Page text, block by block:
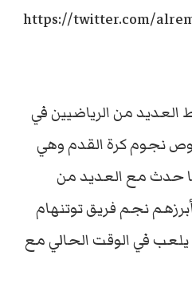
https://twitter.com/
العديد من الرياضيين في
نجوم كرة القدم وهي
ما حدث مع العديد من
نجم فريق توتنهام
يلعب في الوقت الحالي مع